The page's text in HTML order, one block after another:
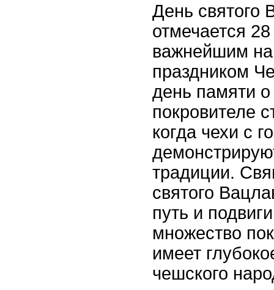
День святого
отмечается
важнейшим
праздником
день памяти
покровителе
когда чехи с
традиции.
святого
путь и
множество
имеет
чешского